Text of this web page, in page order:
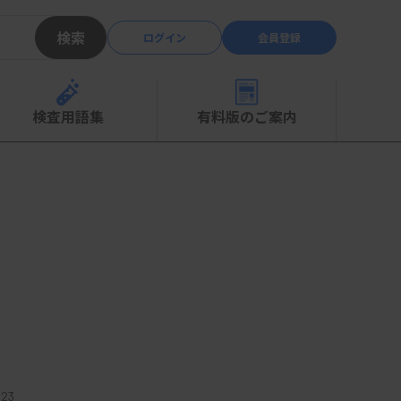
検索 ログイン 会員登録
検査用語集 有料版のご案内